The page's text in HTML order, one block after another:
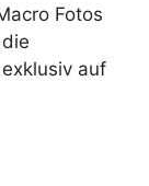
Fotos
auf